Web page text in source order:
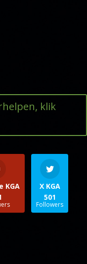
klik
KGA
X KGA
501
Followers